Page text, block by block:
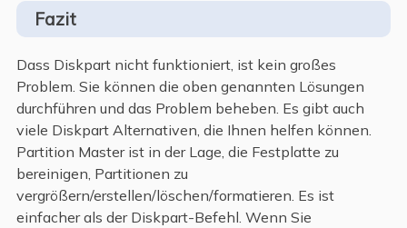
Fazit
Dass Diskpart nicht funktioniert, ist kein großes
Problem. Sie können die oben genannten Lösungen
durchführen und das Problem beheben. Es gibt auch
viele Diskpart Alternativen, die Ihnen helfen können.
Partition Master ist in der Lage, die Festplatte zu
bereinigen, Partitionen zu
vergrößern/erstellen/löschen/formatieren. Es ist
einfacher als der Diskpart-Befehl. Wenn Sie